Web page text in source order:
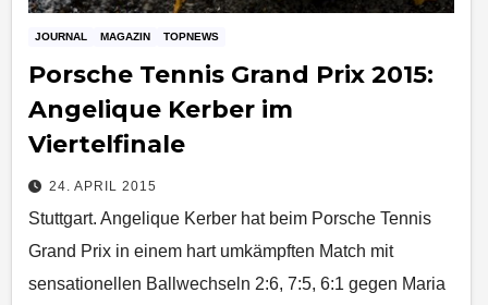
JOURNAL MAGAZIN TOPNEWS
Porsche Tennis Grand Prix 2015:
Angelique Kerber im
Viertelfinale
24. APRIL 2015
Stuttgart. Angelique Kerber hat beim Porsche Tennis
Grand Prix in einem hart umkämpften Match mit
sensationellen Ballwechseln 2:6, 7:5, 6:1 gegen Maria